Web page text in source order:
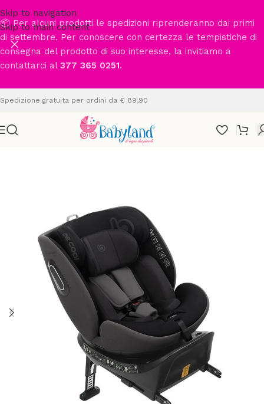
Skip to navigation
Skip to main content
📦 Per alcuni prodotti le spedizioni riprenderanno dai primi
di settembre. Per conoscere con certezza le tempistiche di
consegna del prodotto di suo interesse, la invitiamo a
contattarci al 377 365 0251.
Spedizione gratuita per ordini da € 89,90